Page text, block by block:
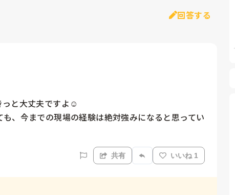
回答する
っと大丈夫ですよ☺️
、今までの現場の経験は絶対強みになると思ってい
共有 いいね 1